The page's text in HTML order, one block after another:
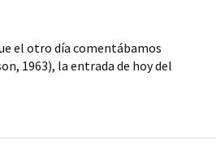
el otro día comentábamos
1963), la entrada de hoy del